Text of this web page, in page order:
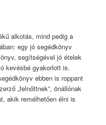
alkotás, mind pedig a
egy jó segédkönyv
segítségével jó ételek
kevésbé gyakorlott is.
ebben is roppant
„felnőttnek”, önállónak
akik remélhetően élni is